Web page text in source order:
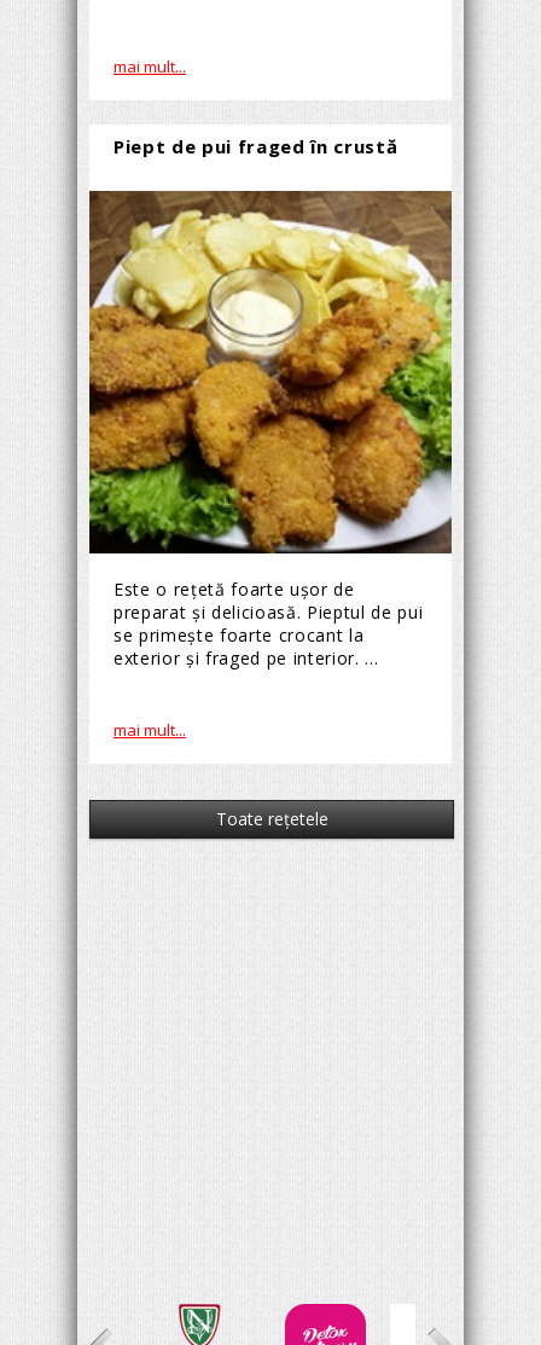
mai mult...
Piept de pui fraged în crustă
Este o rețetă foarte ușor de
preparat și delicioasă. Pieptul de pui
se primește foarte crocant la
exterior și fraged pe interior. ...
mai mult...
Toate reţetele